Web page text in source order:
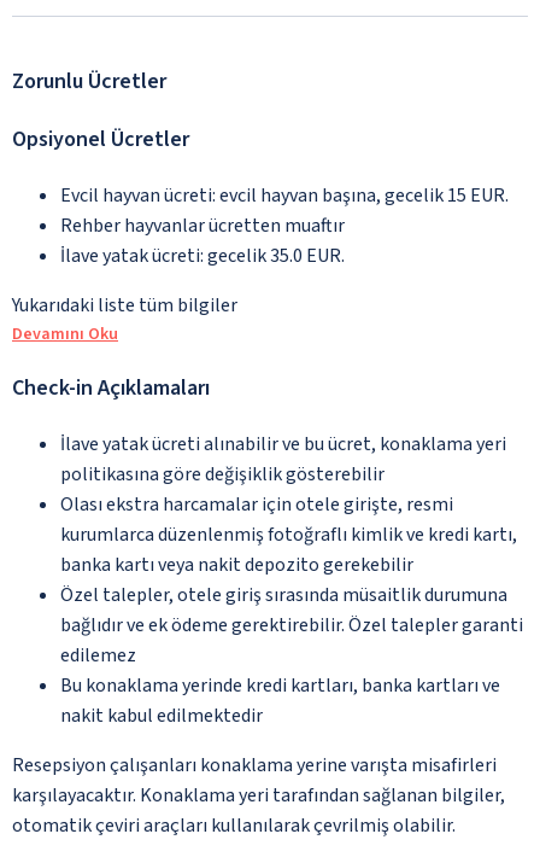
Zorunlu Ücretler
Opsiyonel Ücretler
Evcil hayvan ücreti: evcil hayvan başına, gecelik 15 EUR.
Rehber hayvanlar ücretten muaftır
İlave yatak ücreti: gecelik 35.0 EUR.
Yukarıdaki liste tüm bilgiler
Devamını Oku
Check-in Açıklamaları
İlave yatak ücreti alınabilir ve bu ücret, konaklama yeri
politikasına göre değişiklik gösterebilir
Olası ekstra harcamalar için otele girişte, resmi
kurumlarca düzenlenmiş fotoğraflı kimlik ve kredi kartı,
banka kartı veya nakit depozito gerekebilir
Özel talepler, otele giriş sırasında müsaitlik durumuna
bağlıdır ve ek ödeme gerektirebilir. Özel talepler garanti
edilemez
Bu konaklama yerinde kredi kartları, banka kartları ve
nakit kabul edilmektedir
Resepsiyon çalışanları konaklama yerine varışta misafirleri
karşılayacaktır. Konaklama yeri tarafından sağlanan bilgiler,
otomatik çeviri araçları kullanılarak çevrilmiş olabilir.